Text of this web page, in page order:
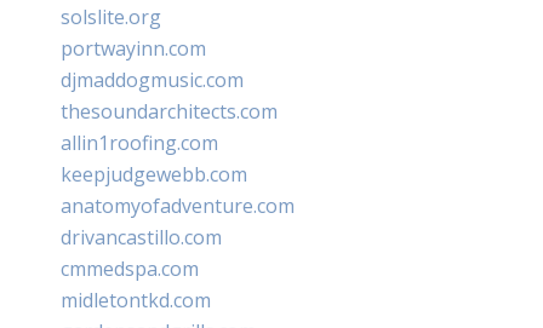
solslite.org
portwayinn.com
djmaddogmusic.com
thesoundarchitects.com
allin1roofing.com
keepjudgewebb.com
anatomyofadventure.com
drivancastillo.com
cmmedspa.com
midletontkd.com